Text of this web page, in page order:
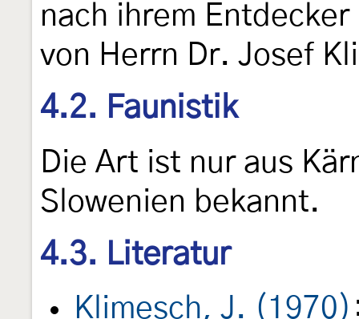
nach ihrem
von Herrn Dr. Josef
4.2. Faunistik
Die Art ist nur aus
Slowenien bekannt.
4.3. Literatur
Klimesch, J. (1970)